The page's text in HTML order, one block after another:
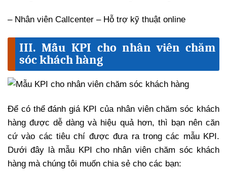
– Nhân viên Callcenter – Hỗ trợ kỹ thuật online
III. Mẫu KPI cho nhân viên chăm
sóc khách hàng
Để có thể đánh giá KPI của nhân viên chăm sóc khách
hàng được dễ dàng và hiệu quả hơn, thì bạn nên căn
cứ vào các tiêu chí được đưa ra trong các mẫu KPI.
Dưới đây là mẫu KPI cho nhân viên chăm sóc khách
hàng mà chúng tôi muốn chia sẻ cho các bạn: